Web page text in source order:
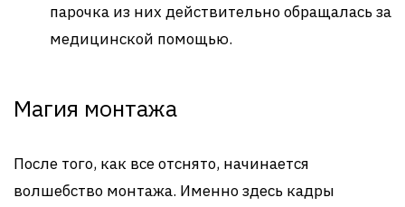
парочка из них действительно обращалась за
медицинской помощью.
Магия монтажа
После того, как все отснято, начинается
волшебство монтажа. Именно здесь кадры